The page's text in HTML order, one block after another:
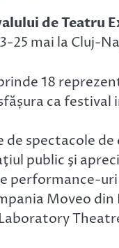
de Teatru
25 mai la Cluj-
18
ca
de spectacole
public şi
performance-
Moveo din